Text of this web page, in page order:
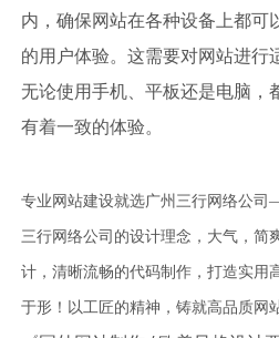
内，确保网站在各种设备上都可
的用户体验。这需要对网站进行
无论使用手机、平板还是电脑，
有着一致的体验。
专业网站建设就选广州三行网络公
三行网络公司的设计理念，大气，简
计，清晰流畅的代码制作，打造实用
于形！以工匠的精神，铸就高品质网